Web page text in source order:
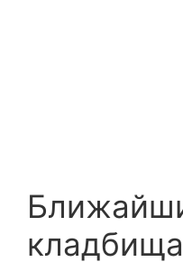
кладбища